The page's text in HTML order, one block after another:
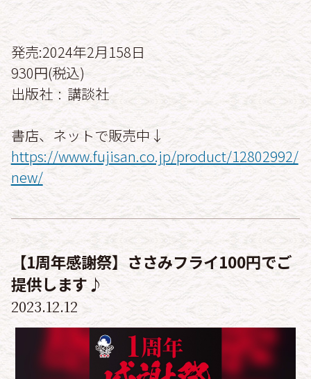
発売:2024年2月158日
930円(税込)
出版社 ‏ : ‎ 講談社
書店、ネットで販売中↓
https://www.fujisan.co.jp/product/12802992/
new/
【1周年感謝祭】ささみフライ100円でご
提供します♪
2023.12.12